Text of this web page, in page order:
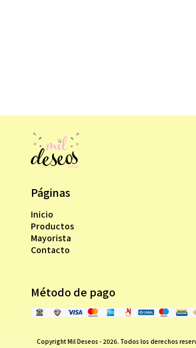
Páginas
Inicio
Productos
Mayorista
Contacto
Método de pago
Copyright Mil Deseos - 2026. Todos los derechos